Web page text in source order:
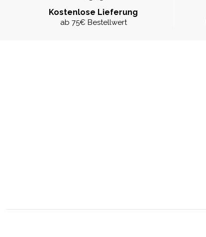
Kostenlose Lieferung
ab 75€ Bestellwert